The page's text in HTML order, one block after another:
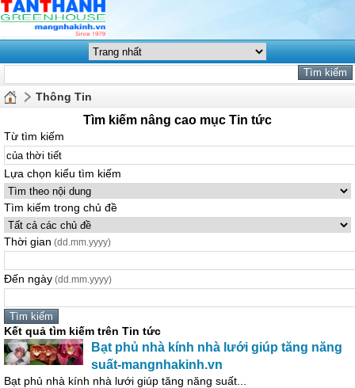
Thông Tin
Tìm kiếm nâng cao mục Tin tức
Từ tìm kiếm
Lựa chọn kiểu tìm kiếm
Tìm kiếm trong chủ đề
Thời gian (dd.mm.yyyy)
Đến ngày (dd.mm.yyyy)
Kết quả tìm kiếm trên Tin tức
Bạt phủ nhà kính nhà lưới giúp tăng năng
suất-mangnhakinh.vn
Bạt phủ nhà kính nhà lưới giúp tăng năng suất...